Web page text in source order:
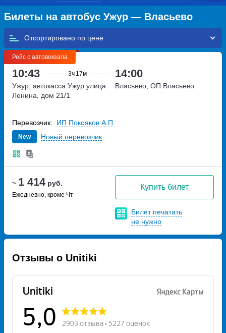
Билеты на автобус Ужур — Власьево
Отсортировано по
Рейс с автовокзала
10:43 3ч 17м 14:00
~ 1 414руб.
Ежедневно, кроме Чт
Купить билет
Билет печатать
не нужно
Ужур, автокасса Ужур улица
Ленина, дом 21/1
Власьево, ОП Власьево
New Новый перевозчик
Перевозчик: ИП Покояков А.П.
Отзывы о Unitiki